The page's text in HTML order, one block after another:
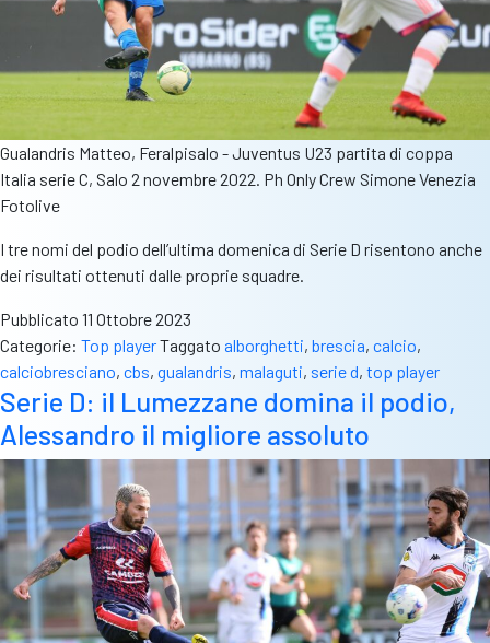
Gualandris Matteo, Feralpisalo - Juventus U23 partita di coppa
Italia serie C, Salo 2 novembre 2022. Ph Only Crew Simone Venezia
Fotolive
I tre nomi del podio dell’ultima domenica di Serie D risentono anche
dei risultati ottenuti dalle proprie squadre.
Pubblicato 11 Ottobre 2023
Categorie: Top playerTaggato alborghetti, brescia, calcio,
calciobresciano, cbs, gualandris, malaguti, serie d, top player
Serie D: il Lumezzane domina il podio,
Alessandro il migliore assoluto